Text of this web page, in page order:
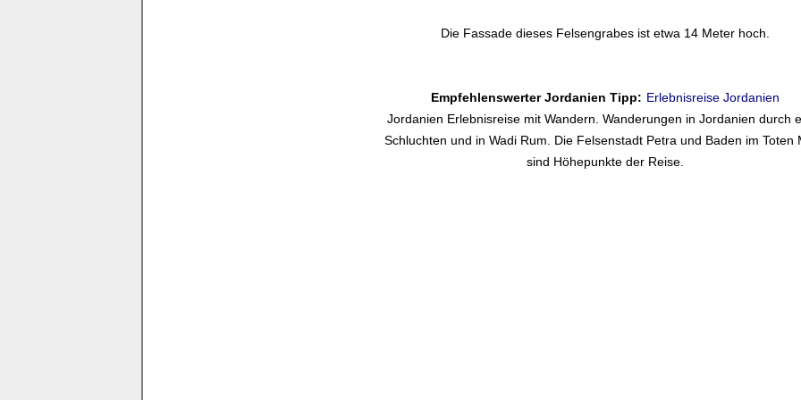
Die Fassade dieses Felsengrabes ist etwa 14 Meter hoch.
Empfehlenswerter Jordanien Tipp: Erlebnisreise Jordanien
Jordanien Erlebnisreise mit Wandern. Wanderungen in Jordanien durch
Schluchten und in Wadi Rum. Die Felsenstadt Petra und Baden im Toten
sind Höhepunkte der Reise.